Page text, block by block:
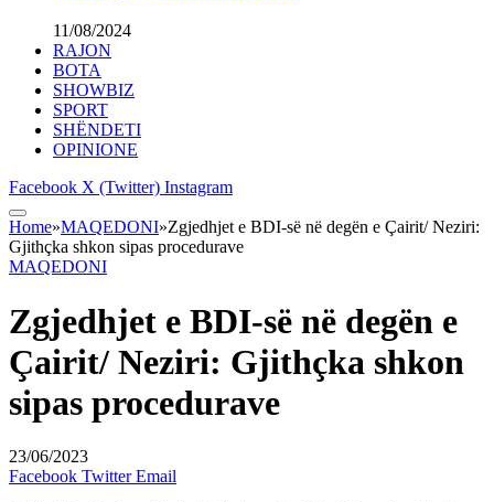
11/08/2024
RAJON
BOTA
SHOWBIZ
SPORT
SHËNDETI
OPINIONE
Facebook X (Twitter) Instagram
Home»MAQEDONI»Zgjedhjet e BDI-së në degën e Çairit/ Neziri:
Gjithçka shkon sipas procedurave
MAQEDONI
Zgjedhjet e BDI-së në degën e
Çairit/ Neziri: Gjithçka shkon
sipas procedurave
23/06/2023
Facebook Twitter Email